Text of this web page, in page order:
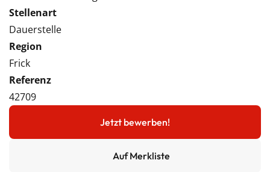
Stellenart
Dauerstelle
Region
Frick
Referenz
42709
Jetzt bewerben!
Auf Merkliste